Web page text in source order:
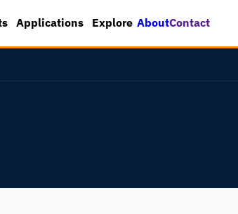
Applications Explore AboutContact